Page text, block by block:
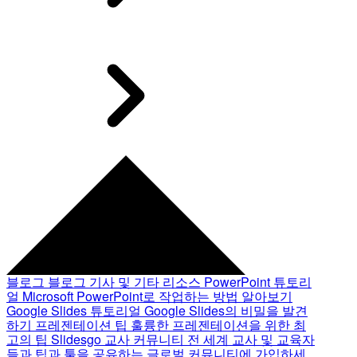
블로그 블로그 기사 및 기타 리소스 PowerPoint 튜토리
얼 Microsoft PowerPoint로 작업하는 방법 알아보기
Google Slides 튜토리얼 Google Slides의 비밀을 발견
하기 프레젠테이션 팁 훌륭한 프레젠테이션을 위한 최
고의 팁 Slidesgo 교사 커뮤니티 전 세계 교사 및 교육자